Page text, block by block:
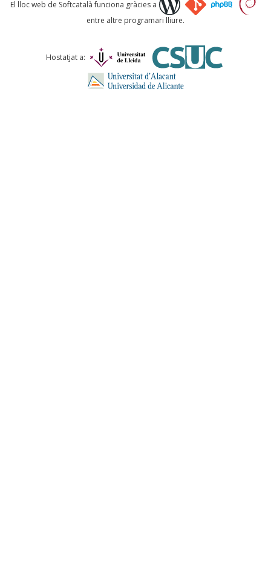
Comentari *
El lloc web de Softcatalà funciona gràcies a
entre altre programari lliure.
Hostatjat a: